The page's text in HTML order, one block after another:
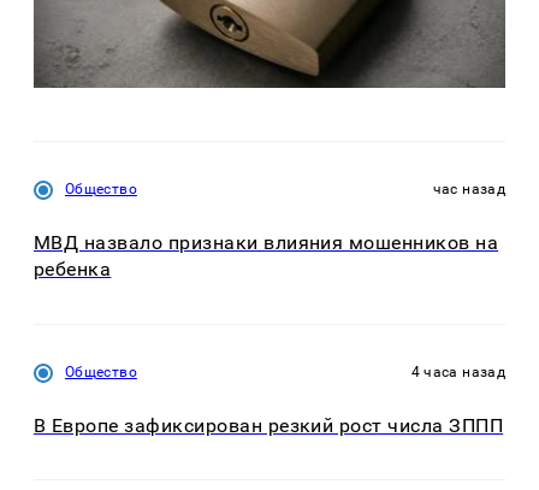
Общество час назад
МВД назвало признаки влияния мошенников на
ребенка
Общество 4 часа назад
В Европе зафиксирован резкий рост числа ЗППП